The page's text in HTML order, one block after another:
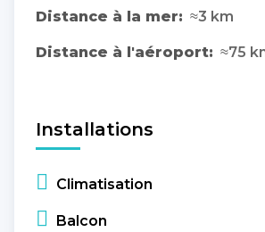
Distance à la mer: ≈3 km
Distance à l'aéroport: ≈75
Installations
Climatisation
Balcon